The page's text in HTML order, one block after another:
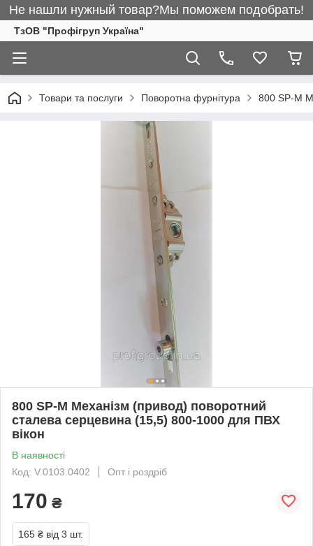
Не нашли нужный товар?Мы поможем подобрать!
ТзОВ "Профігруп Україна"
Товари та послуги Поворотна фурнітура 800 SP-М
800 SP-М Механізм (привод) поворотний
сталева серцевина (15,5) 800-1000 для ПВХ
вікон
В наявності
Код: V.0103.0402
Опт і роздріб
170 ₴
165 ₴ від 3 шт.